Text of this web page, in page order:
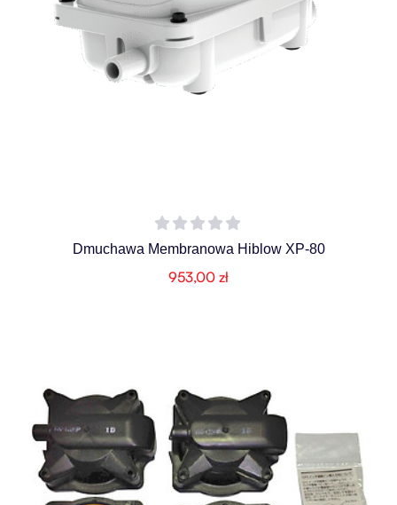
Dmuchawa Membranowa Hiblow XP-80
953,00 zł